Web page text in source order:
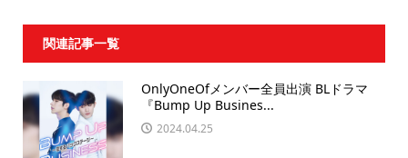
関連記事一覧
OnlyOneOfメンバー全員出演 BLドラマ
『Bump Up Busines...
2024.04.25